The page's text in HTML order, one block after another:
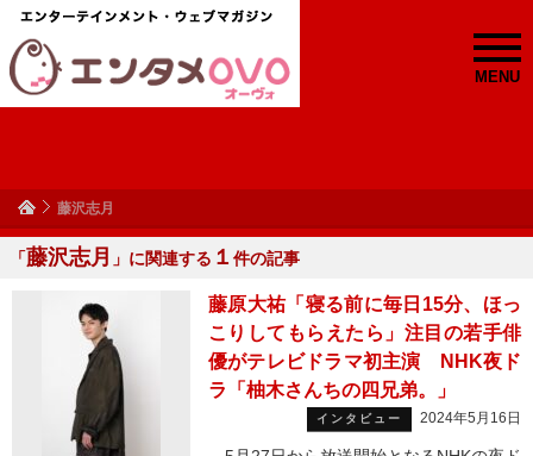
MENU
藤沢志月
「藤沢志月 」に関連する １ 件の記事
藤原大祐「寝る前に毎日15分、ほっ
こりしてもらえたら」注目の若手俳
優がテレビドラマ初主演 NHK夜ド
ラ「柚木さんちの四兄弟。」
インタビュー 2024年5月16日